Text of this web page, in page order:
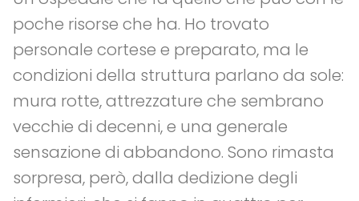
poche risorse che ha. Ho trovato
personale cortese e preparato, ma le
condizioni della struttura parlano da sole:
mura rotte, attrezzature che sembrano
vecchie di decenni, e una generale
sensazione di abbandono. Sono rimasta
sorpresa, però, dalla dedizione degli